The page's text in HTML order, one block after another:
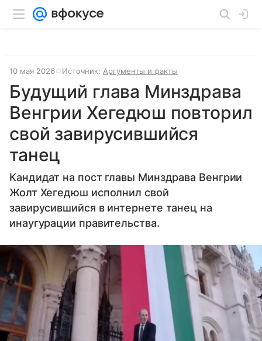
10 мая 2026 Источник: Аргументы и факты
Будущий глава Минздрава
Венгрии Хегедюш повторил
свой завирусившийся
танец
Кандидат на пост главы Минздрава Венгрии
Жолт Хегедюш исполнил свой
завирусившийся в интернете танец на
инаугурации правительства.